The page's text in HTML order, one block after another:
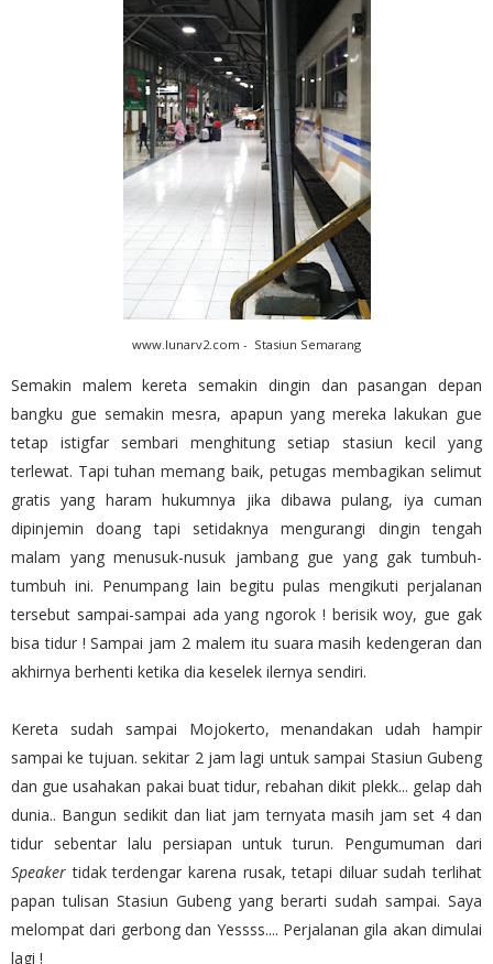
www.lunarv2.com - Stasiun Semarang
Semakin malem kereta semakin dingin dan pasangan depan
bangku gue semakin mesra, apapun yang mereka lakukan gue
tetap istigfar sembari menghitung setiap stasiun kecil yang
terlewat. Tapi tuhan memang baik, petugas membagikan selimut
gratis yang haram hukumnya jika dibawa pulang, iya cuman
dipinjemin doang tapi setidaknya mengurangi dingin tengah
malam yang menusuk-nusuk jambang gue yang gak tumbuh-
tumbuh ini. Penumpang lain begitu pulas mengikuti perjalanan
tersebut sampai-sampai ada yang ngorok ! berisik woy, gue gak
bisa tidur ! Sampai jam 2 malem itu suara masih kedengeran dan
akhirnya berhenti ketika dia keselek ilernya sendiri.
Kereta sudah sampai Mojokerto, menandakan udah hampir
sampai ke tujuan. sekitar 2 jam lagi untuk sampai Stasiun Gubeng
dan gue usahakan pakai buat tidur, rebahan dikit plekk... gelap dah
dunia.. Bangun sedikit dan liat jam ternyata masih jam set 4 dan
tidur sebentar lalu persiapan untuk turun. Pengumuman dari
Speaker tidak terdengar karena rusak, tetapi diluar sudah terlihat
papan tulisan Stasiun Gubeng yang berarti sudah sampai. Saya
melompat dari gerbong dan Yessss.... Perjalanan gila akan dimulai
lagi !